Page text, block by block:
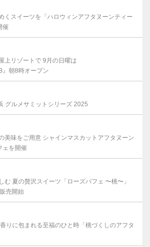
くスイーツを「ハロウィンアフタヌーンティー
催
上リゾートで 9月の日曜は
』朝8時オープン
グルメサミットシリーズ 2025
美味をご用意 シャインマスカットアフタヌーン
ェを開催
む 夏の贅沢スイーツ「ローズパフェ 〜桃〜」
売開始
りに包まれる至福のひと時「桃づくしのアフタ